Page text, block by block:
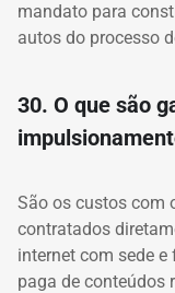
mandato para
autos do processo
30. O que são
São os custos com
contratados
internet com sede
paga de conteúdos